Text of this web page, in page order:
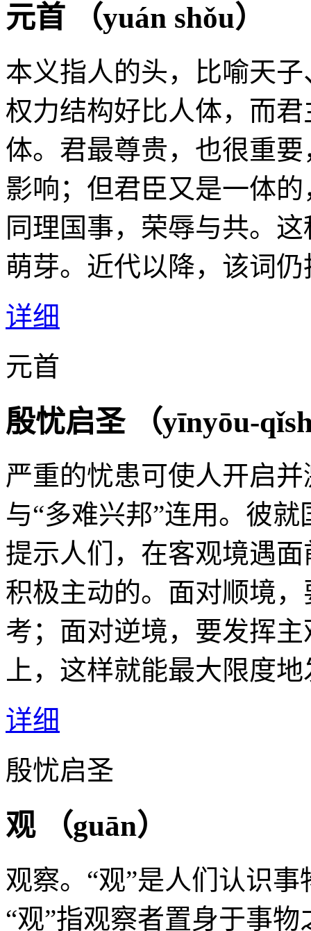
元首 （yuán shǒu）
本义指人的头，比喻天
权力结构好比人体，而
体。君最尊贵，也很重
影响；但君臣又是一体
同理国事，荣辱与共。
萌芽。近代以降，该词
详细
元首
殷忧启圣 （yīnyōu-
严重的忧患可使人开启
与“多难兴邦”连用。彼
提示人们，在客观境遇
积极主动的。面对顺境
考；面对逆境，要发挥
上，这样就能最大限度
详细
殷忧启圣
观 （guān）
观察。“观”是人们认识
“观”指观察者置身于事